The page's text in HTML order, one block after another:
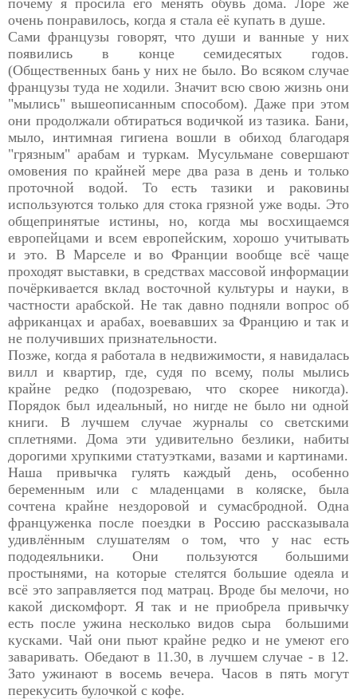
очень понравилось, когда я стала её купать в душе.
Сами французы говорят, что души и ванные у них
появились в конце семидесятых годов.
(Общественных бань у них не было. Во всяком случае
французы туда не ходили. Значит всю свою жизнь они
"мылись" вышеописанным способом). Даже при этом
они продолжали обтираться водичкой из тазика. Бани,
мыло, интимная гигиена вошли в обиход благодаря
"грязным" арабам и туркам. Мусульмане совершают
омовения по крайней мере два раза в день и только
проточной водой. То есть тазики и раковины
используются только для стока грязной уже воды. Это
общепринятые истины, но, когда мы восхищаемся
европейцами и всем европейским, хорошо учитывать
и это. В Марселе и во Франции вообще всё чаще
проходят выставки, в средствах массовой информации
почёркивается вклад восточной культуры и науки, в
частности арабской. Не так давно подняли вопрос об
африканцах и арабах, воевавших за Францию и так и
не получивших признательности.
Позже, когда я работала в недвижимости, я навидалась
вилл и квартир, где, судя по всему, полы мылись
крайне редко (подозреваю, что скорее никогда).
Порядок был идеальный, но нигде не было ни одной
книги. В лучшем случае журналы со светскими
сплетнями. Дома эти удивительно безлики, набиты
дорогими хрупкими статуэтками, вазами и картинами.
Наша привычка гулять каждый день, особенно
беременным или с младенцами в коляске, была
сочтена крайне нездоровой и сумасбродной. Одна
француженка после поездки в Россию рассказывала
удивлённым слушателям о том, что у нас есть
пододеяльники. Они пользуются большими
простынями, на которые стелятся большие одеяла и
всё это заправляется под матрац. Вроде бы мелочи, но
какой дискомфорт. Я так и не приобрела привычку
есть после ужина несколько видов сыра большими
кусками. Чай они пьют крайне редко и не умеют его
заваривать. Обедают в 11.30, в лучшем случае - в 12.
Зато ужинают в восемь вечера. Часов в пять могут
перекусить булочкой с кофе.